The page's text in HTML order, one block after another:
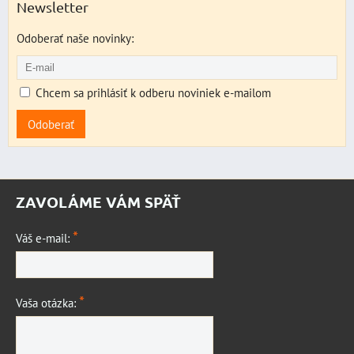
Newsletter
Odoberať naše novinky:
Chcem sa prihlásiť k odberu noviniek e-mailom
Odoberať
ZAVOLÁME VÁM SPÄŤ
Váš e-mail: *
Vaša otázka: *